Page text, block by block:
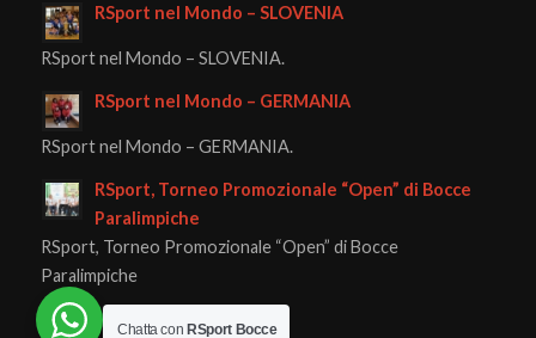
RSport nel Mondo – SLOVENIA
RSport nel Mondo – SLOVENIA.
RSport nel Mondo – GERMANIA
RSport nel Mondo – GERMANIA.
RSport, Torneo Promozionale “Open” di Bocce
Paralimpiche
RSport, Torneo Promozionale “Open” di Bocce
Paralimpiche
Chatta con RSport Bocce